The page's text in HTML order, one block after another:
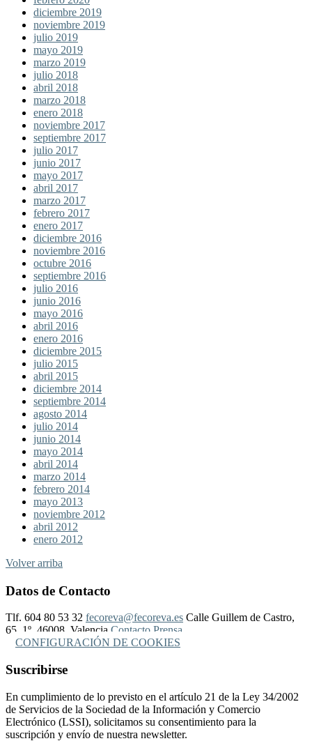
diciembre 2019
noviembre 2019
julio 2019
mayo 2019
marzo 2019
julio 2018
abril 2018
marzo 2018
enero 2018
noviembre 2017
septiembre 2017
julio 2017
junio 2017
mayo 2017
abril 2017
marzo 2017
febrero 2017
enero 2017
diciembre 2016
noviembre 2016
octubre 2016
septiembre 2016
julio 2016
junio 2016
mayo 2016
abril 2016
enero 2016
diciembre 2015
julio 2015
abril 2015
diciembre 2014
septiembre 2014
agosto 2014
julio 2014
junio 2014
mayo 2014
abril 2014
marzo 2014
febrero 2014
mayo 2013
noviembre 2012
abril 2012
enero 2012
Volver arriba
Datos de Contacto
Tlf. 604 80 53 32 fecoreva@fecoreva.es Calle Guillem de Castro,
65, 1º, 46008, Valencia Contacto Prensa
CONFIGURACIÓN DE COOKIES
Suscribirse
En cumplimiento de lo previsto en el artículo 21 de la Ley 34/2002
de Servicios de la Sociedad de la Información y Comercio
Electrónico (LSSI), solicitamos su consentimiento para la
suscripción y envío de nuestra newsletter.